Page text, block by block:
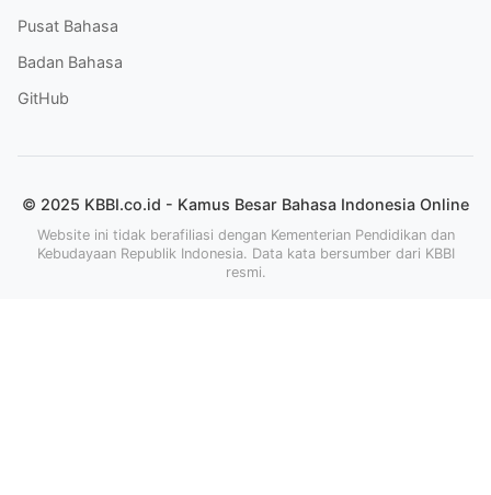
Pusat Bahasa
Badan Bahasa
GitHub
© 2025 KBBI.co.id - Kamus Besar Bahasa Indonesia Online
Website ini tidak berafiliasi dengan Kementerian Pendidikan dan
Kebudayaan Republik Indonesia. Data kata bersumber dari KBBI
resmi.